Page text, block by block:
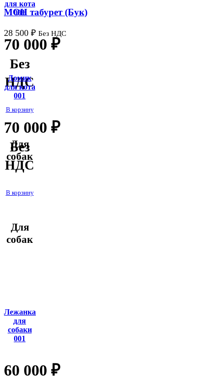
для кота
001
70 000 ₽
Без
НДС
В корзину
Для
собак
Лежанка
для
собаки
001
60 000 ₽
Домик
для кота
001
70 000 ₽
Без
НДС
В корзину
Для
собак
МОН табурет (Бук)
28 500 ₽ Без НДС